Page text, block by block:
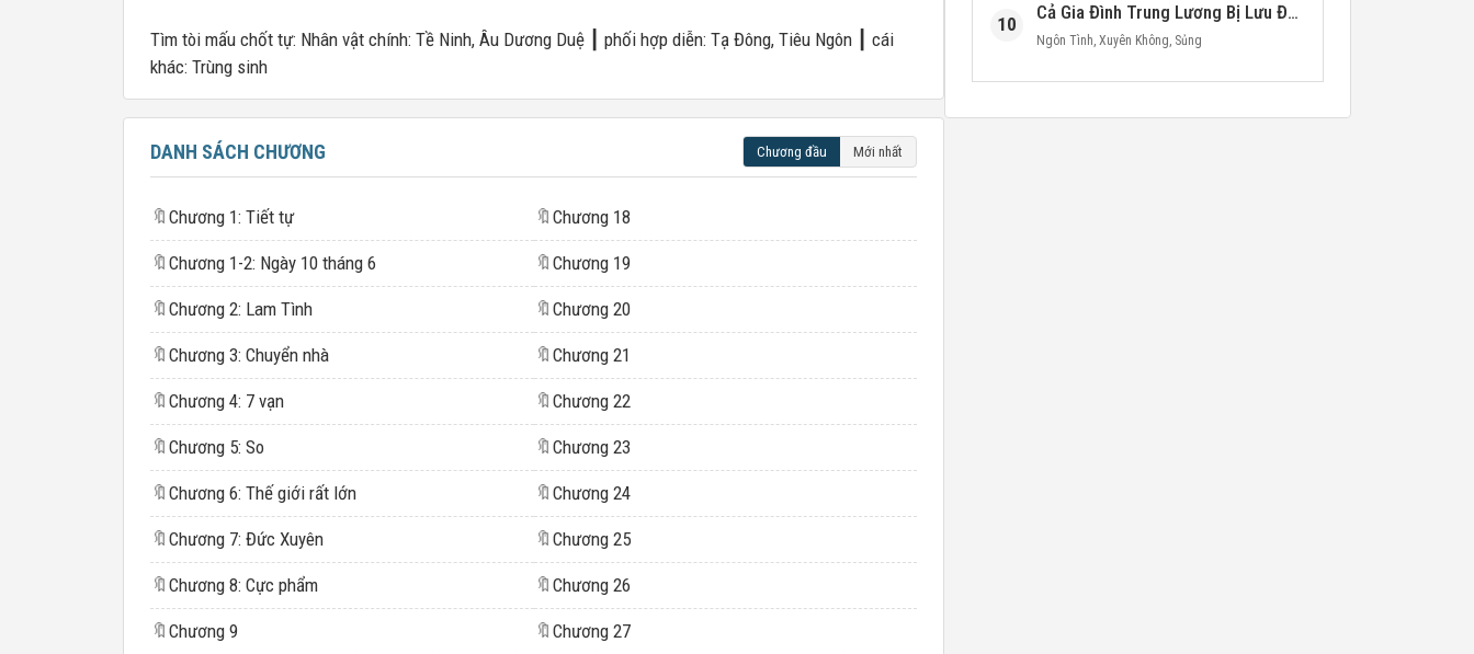
Tìm tòi mấu chốt tự: Nhân vật chính: Tề Ninh, Âu Dương Duệ ┃ phối hợp diễn: Tạ Đông, Tiêu Ngôn ┃ cái
khác: Trùng sinh
DANH SÁCH CHƯƠNG Chương đầu Mới nhất
🔖 Chương 1: Tiết tự
🔖 Chương 1-2: Ngày 10 tháng 6
🔖 Chương 2: Lam Tình
🔖 Chương 3: Chuyển nhà
🔖 Chương 4: 7 vạn
🔖 Chương 5: So
🔖 Chương 6: Thế giới rất lớn
🔖 Chương 7: Đức Xuyên
🔖 Chương 8: Cực phẩm
🔖 Chương 9
🔖 Chương 18
🔖 Chương 19
🔖 Chương 20
🔖 Chương 21
🔖 Chương 22
🔖 Chương 23
🔖 Chương 24
🔖 Chương 25
🔖 Chương 26
🔖 Chương 27
10
Cả Gia Đình Trung Lương Bị Lưu Đày, Ta Mang Không Gian Cứu Cả Nhà
Ngôn Tình, Xuyên Không, Sủng